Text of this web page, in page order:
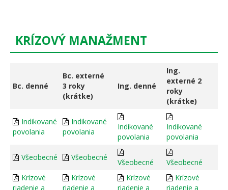
KRÍZOVÝ MANAŽMENT
Bc. denné
Bc. externé
3 roky
(krátke)
Ing. denné
Ing.
externé 2
roky
(krátke)
Indikované
povolania
Indikované
povolania
Indikované
povolania
Indikované
povolania
Všeobecné Všeobecné
Všeobecné
Všeobecné
Krízové
riadenie a
Krízové
riadenie a
Krízové
riadenie a
Krízové
riadenie a